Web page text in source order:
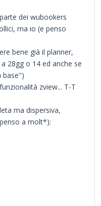
dei wubookers
ma io (e penso
bene già il planner,
28gg o 14 ed anche se
base")
zview... T-T
ma dispersiva,
a molt*):